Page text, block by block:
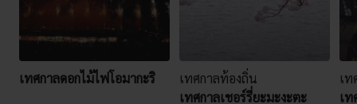
เทศกาลดอกไม้ไฟโอมากะริ
เทศกาลท้องถิ่น
เทศกาลเชอร์รี่ยะมะงะตะ
เ
เ